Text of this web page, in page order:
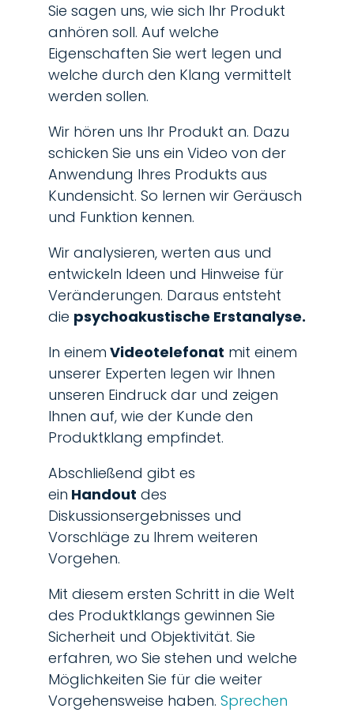
Sie sagen uns, wie sich Ihr Produkt
anhören soll. Auf welche
Eigenschaften Sie wert legen und
welche durch den Klang vermittelt
werden sollen.
Wir hören uns Ihr Produkt an. Dazu
schicken Sie uns ein Video von der
Anwendung Ihres Produkts aus
Kundensicht. So lernen wir Geräusch
und Funktion kennen.
Wir analysieren, werten aus und
entwickeln Ideen und Hinweise für
Veränderungen. Daraus entsteht
die psychoakustische Erstanalyse.
In einem Videotelefonat mit einem
unserer Experten legen wir Ihnen
unseren Eindruck dar und zeigen
Ihnen auf, wie der Kunde den
Produktklang empfindet.
Abschließend gibt es
ein Handout des
Diskussionsergebnisses und
Vorschläge zu Ihrem weiteren
Vorgehen.
Mit diesem ersten Schritt in die Welt
des Produktklangs gewinnen Sie
Sicherheit und Objektivität. Sie
erfahren, wo Sie stehen und welche
Möglichkeiten Sie für die weiter
Vorgehensweise haben. Sprechen